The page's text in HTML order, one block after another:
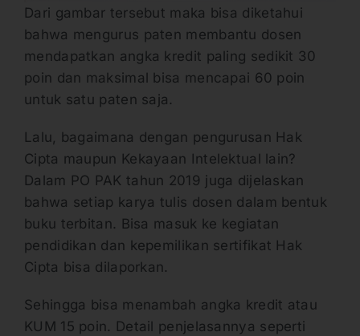
Dari gambar tersebut maka bisa diketahui
bahwa mengurus paten membantu dosen
mendapatkan angka kredit paling sedikit 30
poin dan maksimal bisa mencapai 60 poin
untuk satu paten saja.
Lalu, bagaimana dengan pengurusan Hak
Cipta maupun Kekayaan Intelektual lain?
Dalam PO PAK tahun 2019 juga dijelaskan
bahwa setiap karya tulis dosen dalam bentuk
buku terbitan. Bisa masuk ke kegiatan
pendidikan dan kepemilikan sertifikat Hak
Cipta bisa dilaporkan.
Sehingga bisa menambah angka kredit atau
KUM 15 poin. Detail penjelasannya seperti